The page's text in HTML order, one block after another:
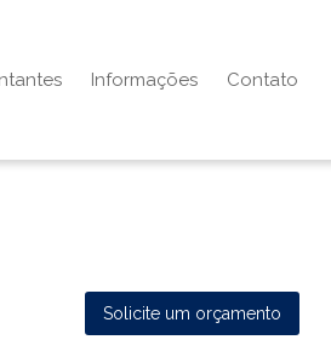
Informações Contato
Solicite um orçamento